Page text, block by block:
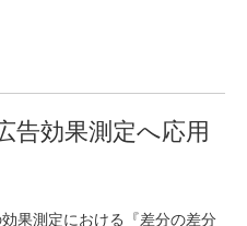
告効果測定へ応用
果測定における『差分の差分